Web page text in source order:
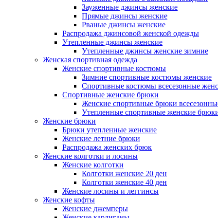
Зауженные джинсы женские
Прямые джинсы женские
Рваные джинсы женские
Распродажа джинсовой женской одежды
Утепленные джинсы женские
Утепленные джинсы женские зимние
Женская спортивная одежда
Женские спортивные костюмы
Зимние спортивные костюмы женские
Спортивные костюмы всесезонные
Спортивные женские брюки
Женские спортивные брюки
Утепленные спортивные женские
Женские брюки
Брюки утепленные женские
Женские летние брюки
Распродажа женских брюк
Женские колготки и лосины
Женские колготки
Колготки женские 20 ден
Колготки женские 40 ден
Женские лосины и леггинсы
Женские кофты
Женские джемперы